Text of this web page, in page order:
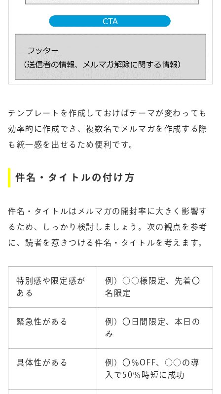
テンプレートを作成しておけばテーマが変わっても
効率的に作成でき、複数名でメルマガを作成する際
も統一感を出せるため便利です。
件名・タイトルの付け方
件名・タイトルはメルマガの開封率に大きく影響す
るため、しっかり検討しましょう。次の観点を参考
に、読者を惹きつける件名・タイトルを考えます。
特別感や限定感が
ある
例）○○様限定、先着〇
名限定
緊急性がある
例）〇日間限定、本日の
み
具体性がある
例）〇％OFF、○○の導
入で50％時短に成功